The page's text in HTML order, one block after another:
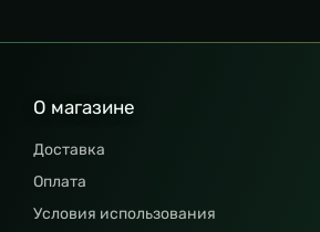
О магазине
Доставка
Оплата
Условия использования